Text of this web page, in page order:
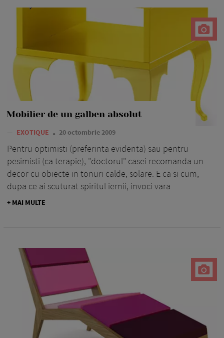
Mobilier de un galben absolut
— EXOTIQUE 20 octombrie 2009
Pentru optimisti (preferinta evidenta) sau pentru
pesimisti (ca terapie), "doctorul" casei recomanda un
decor cu obiecte in tonuri calde, solare. E ca si cum,
dupa ce ai scuturat spiritul iernii, invoci vara
+ MAI MULTE